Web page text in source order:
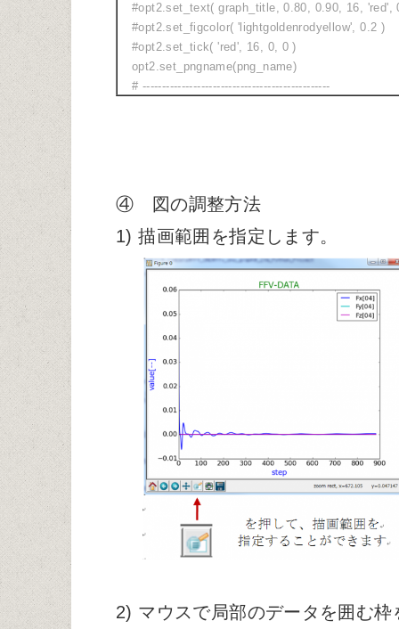
#opt2.set_text( graph_title, 0.80, 0.90, 16, 'red',
#opt2.set_figcolor( 'lightgoldenrodyellow', 0.2 )
#opt2.set_tick( 'red', 16, 0, 0 )
opt2.set_pngname(png_name)
# ------------------------------------------------
④ 図の調整方法
1) 描画範囲を指定します。
2) マウスで局部のデータを囲む枠